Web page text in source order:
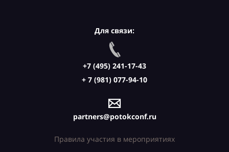
Для связи:
+7 (495) 241-17-43
+ 7 (981) 077-94-10
partners@potokconf.ru
Правила участия в мероприятиях